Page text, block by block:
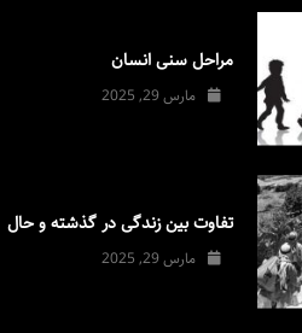
مراحل سنی انسان
مارس 29, 2025
تفاوت بین زندگی در گذشته و حال
مارس 29, 2025